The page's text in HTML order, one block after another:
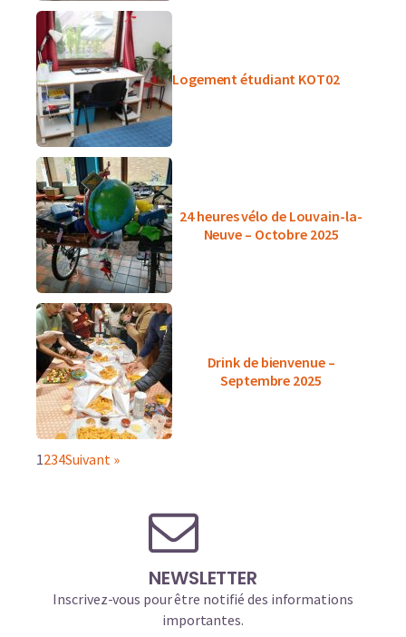
Logement étudiant KOT02
24 heures vélo de Louvain-la-
Neuve – Octobre 2025
Drink de bienvenue –
Septembre 2025
1234Suivant »
NEWSLETTER
Inscrivez-vous pour être notifié des informations
importantes.